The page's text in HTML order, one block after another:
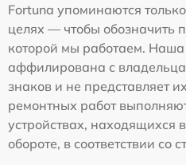
Fortuna упоминаются
целях — чтобы обозначить
которой мы работаем.
аффилирована с
знаков и не представляет
ремонтных работ
устройствах, находящихся
обороте, в соответствии со